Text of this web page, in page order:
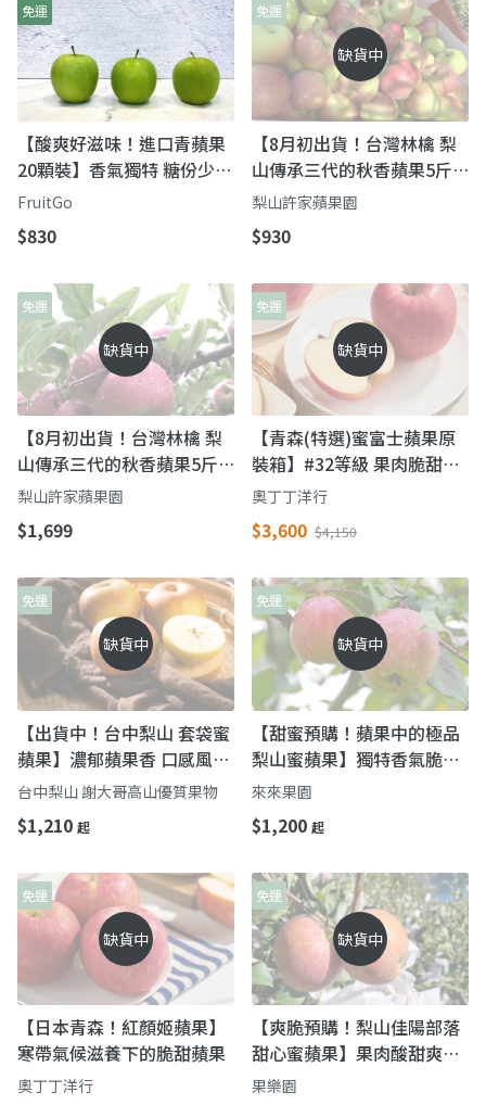
免運
【酸爽好滋味！進口青蘋果
20顆裝】香氣獨特 糖份少
維他命A、C高
FruitGo
$830
缺貨中
免運
【8月初出貨！台灣林檎 梨
山傳承三代的秋香蘋果5斤
裝】口感清脆酸中帶甜 與您
梨山許家蘋果園
$930
缺貨中
免運
【8月初出貨！台灣林檎 梨
山傳承三代的秋香蘋果5斤
x2箱】口感清脆酸中帶甜 與
您在夏秋時節品嚐蘋果香
梨山許家蘋果園
$1,699
缺貨中
免運
【青森(特選)蜜富士蘋果原
裝箱】#32等級 果肉脆甜多
汁
奧丁丁洋行
$3,600 $4,150
缺貨中
免運
【出貨中！台中梨山 套袋蜜
蘋果】濃郁蘋果香 口感風味
讓人讚不絕口
台中梨山 謝大哥高山優質果物
$1,210 起
缺貨中
免運
【甜蜜預購！蘋果中的極品
梨山蜜蘋果】獨特香氣脆甜
多汁 秋季必嚐的甜蜜滋味
來來果園
$1,200 起
缺貨中
免運
【日本青森！紅顏姬蘋果】
寒帶氣候滋養下的脆甜蘋果
奧丁丁洋行
缺貨中
免運
【爽脆預購！梨山佳陽部落
甜心蜜蘋果】果肉酸甜爽脆
高山上產地直送
果樂園